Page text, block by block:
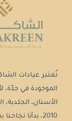
تُعتبر عيادات
الأسنان، الجلدية،
2010، بدأنا نجاحنا بعيادة الشا...